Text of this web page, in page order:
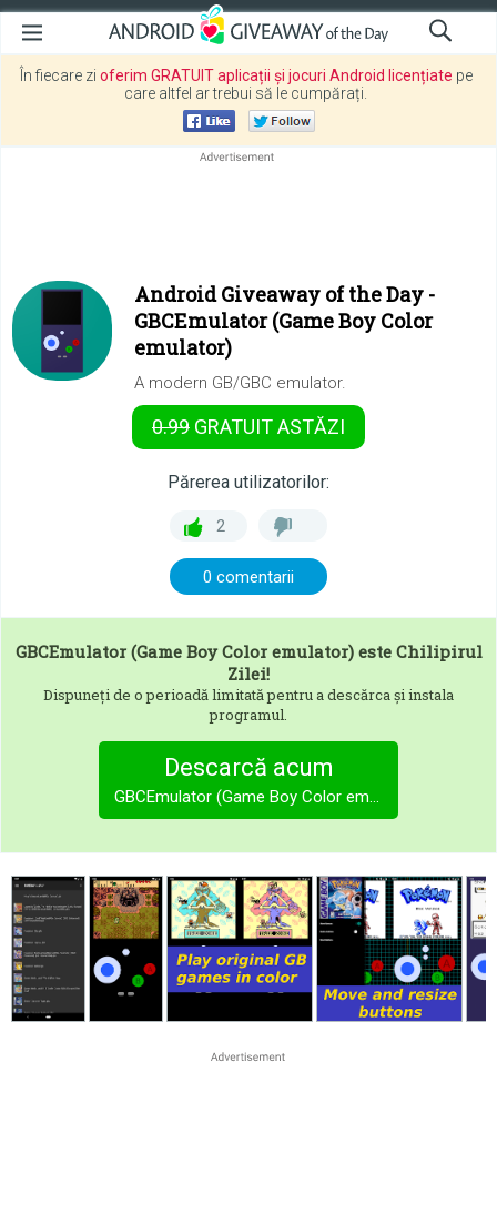
În fiecare zi oferim GRATUIT aplicații și jocuri Android licențiate pe
care altfel ar trebui să le cumpărați.
Android Giveaway of the Day -
GBCEmulator (Game Boy Color
emulator)
A modern GB/GBC emulator.
0.99 GRATUITASTĂZI
Părerea utilizatorilor:
2
0 comentarii
GBCEmulator (Game Boy Color emulator)este Chilipirul
Zilei!
Dispuneți de o perioadă limitată pentru a descărca și instala
programul.
Descarcă acum
GBCEmulator (Game Boy Color emulator)